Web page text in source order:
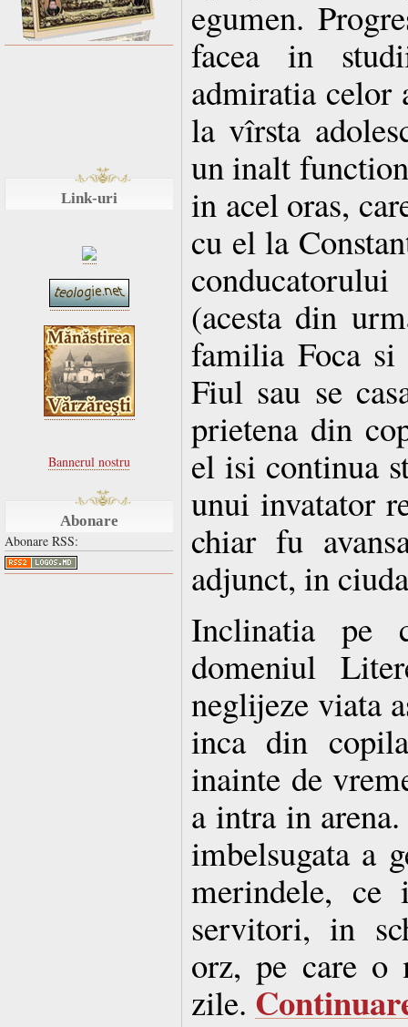
Link-uri
Bannerul nostru
Abonare
Abonare RSS:
egumen.
facea in
admiratia celor
la vîrsta
un inalt
in acel oras,
cu el la
(acesta din
familia Foca
Fiul sau se
prietena din
el isi continua
unui invatator
chiar fu
adjunct, in
Inclinatia pe
domeniul
neglijeze viata
inca din
inainte de
a intra in
imbelsugata a
merindele,
servitori, in
orz, pe care o
zile.